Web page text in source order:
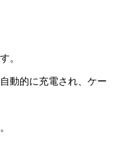
。
動的に充電され、ケー